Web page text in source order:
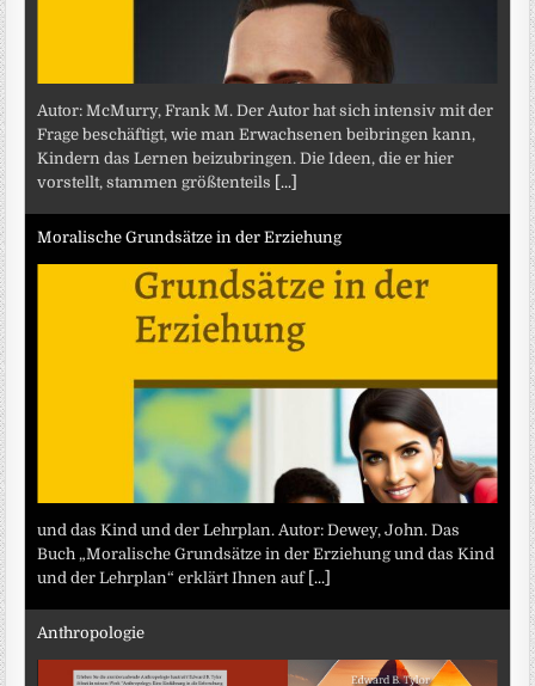
Autor: McMurry, Frank M. Der Autor hat sich intensiv mit der
Frage beschäftigt, wie man Erwachsenen beibringen kann,
Kindern das Lernen beizubringen. Die Ideen, die er hier
vorstellt, stammen größtenteils
[...]
Moralische Grundsätze in der Erziehung
und das Kind und der Lehrplan. Autor: Dewey, John. Das
Buch „Moralische Grundsätze in der Erziehung und das Kind
und der Lehrplan“ erklärt Ihnen auf [...]
Anthropologie